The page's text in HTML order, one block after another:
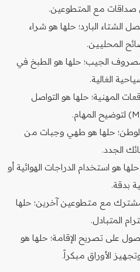
صداقات مع المتطوعين.
البارد؛ حلها هو شراء
المحليين.
لمصروف الجيب؛ حلها هو الطبخ في
الغالية.
المهنية؛ حلها هو التواصل
والوطن؛ حلها هو طهي وجبات من
الجدد.
هو استخدام الدراجات الهوائية أو
بدقة.
مع متطوعين آخرين؛ حلها
المتبادل.
على تصريح الإقامة؛ حلها هو
الأوراق مبكراً.